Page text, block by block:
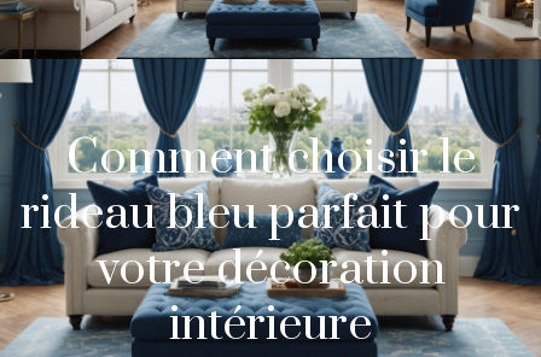
Comment choisir le
rideau bleu parfait pour
votre décoration
intérieure